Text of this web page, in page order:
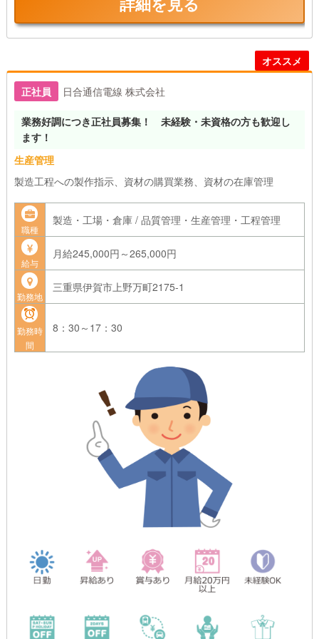
正社員 日合通信電線 株式会社
オススメ
業務好調につき正社員募集！ 未経験・未資格の方も歓迎し
ます！
生産管理
製造工程への製作指示、資材の購買業務、資材の在庫管理
職種
製造・工場・倉庫 / 品質管理・生産管理・工程管理
給与
月給245,000円～265,000円
勤務地
三重県伊賀市上野万町2175-1
勤務時
間
8：30～17：30